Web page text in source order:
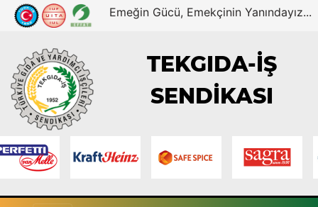
Emeğin Gücü, Emekçinin Yanındayız...
TEKGIDA-İŞ
SENDİKASI